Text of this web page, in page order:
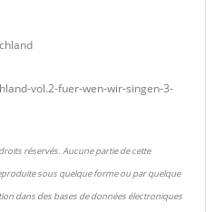
vol.2-fuer-wen-wir-singen-3-
réservés. Aucune partie de cette
sous quelque forme ou par quelque
dans des bases de données électroniques